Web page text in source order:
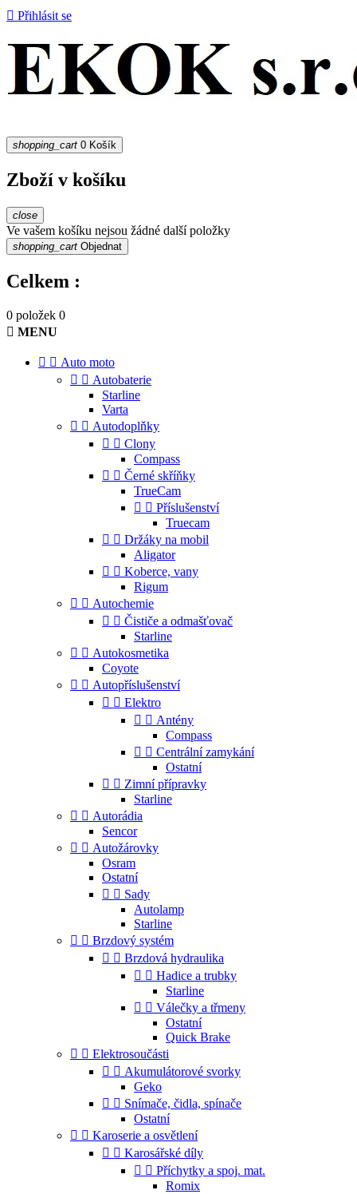
 Přihlásit se
shopping_cart 0 Košík
Zboží v košíku
close
Ve vašem košíku nejsou žádné další položky
shopping_cart Objednat
Celkem :
0 položek 0
 MENU
  Auto moto
  Autobaterie
Starline
Varta
  Autodoplňky
  Clony
Compass
  Černé skříňky
TrueCam
  Příslušenství
Truecam
  Držáky na mobil
Aligator
  Koberce, vany
Rigum
  Autochemie
  Čističe a odmašťovač
Starline
  Autokosmetika
Coyote
  Autopříslušenství
  Elektro
  Antény
Compass
  Centrální zamykání
Ostatní
  Zimní přípravky
Starline
  Autorádia
Sencor
  Autožárovky
Osram
Ostatní
  Sady
Autolamp
Starline
  Brzdový systém
  Brzdová hydraulika
  Hadice a trubky
Starline
  Válečky a třmeny
Ostatní
Quick Brake
  Elektrosoučásti
  Akumulátorové svorky
Geko
  Snímače, čidla, spínače
Ostatní
  Karoserie a osvětlení
  Karosářské díly
  Příchytky a spoj. mat.
Romix